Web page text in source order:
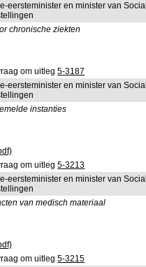
eersteminister en minister van
chronische ziekten
om uitleg5-3187
eersteminister en minister van
instanties
om uitleg5-3213
eersteminister en minister van
van medisch materiaal
om uitleg5-3215